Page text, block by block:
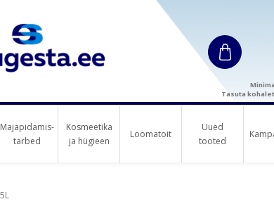
Tasuta
Majapidamis-
tarbed
Kosmeetika
ja hügieen
Loomatoit
Uued
tooted